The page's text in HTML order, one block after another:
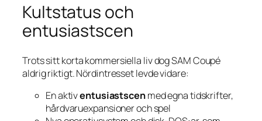
Kultstatus och
entusiastscen
Trots sitt korta kommersiella liv dog SAM Coupé
aldrig riktigt. Nördintresset levde vidare:
En aktiventusiastscenmed egna tidskrifter,
hårdvaru­expansioner och spel